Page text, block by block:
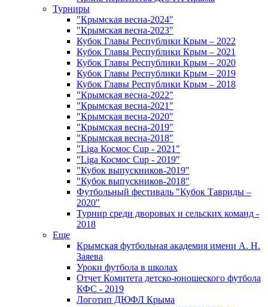
Турниры
"Крымская весна-2024"
"Крымская весна-2023"
Кубок Главы Республики Крым – 2022
Кубок Главы Республики Крым – 2021
Кубок Главы Республики Крым – 2020
Кубок Главы Республики Крым – 2019
Кубок Главы Республики Крым – 2018
"Крымская весна-2022"
"Крымская весна-2021"
"Крымская весна-2020"
"Крымская весна-2019"
"Крымская весна-2018"
"Liga Космос Cup - 2021"
"Liga Космос Cup - 2019"
"Кубок выпускников-2019"
"Кубок выпускников-2018"
Футбольный фестиваль "Кубок Тавриды –
2020"
Турнир среди дворовых и сельских команд -
2018
Еще
Крымская футбольная академия имени А. Н.
Заяева
Уроки футбола в школах
Отчет Комитета детско-юношеского футбола
КФС - 2019
Логотип ДЮФЛ Крыма